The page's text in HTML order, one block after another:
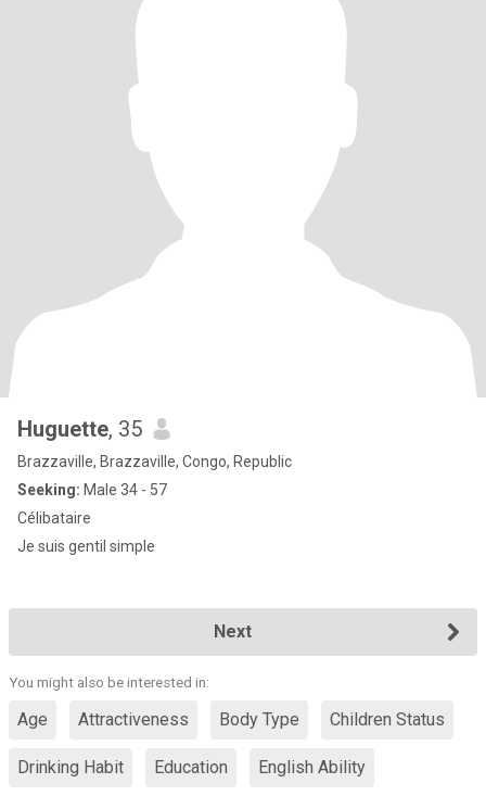
Huguette, 35
Brazzaville, Brazzaville, Congo, Republic
Seeking: Male 34 - 57
Célibataire
Je suis gentil simple
Next
You might also be interested in:
Age Attractiveness Body Type Children Status
Drinking Habit Education English Ability